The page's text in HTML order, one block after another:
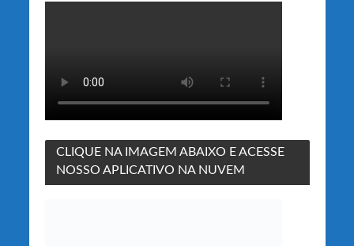
CLIQUE NA IMAGEM ABAIXO E ACESSE
NOSSO APLICATIVO NA NUVEM